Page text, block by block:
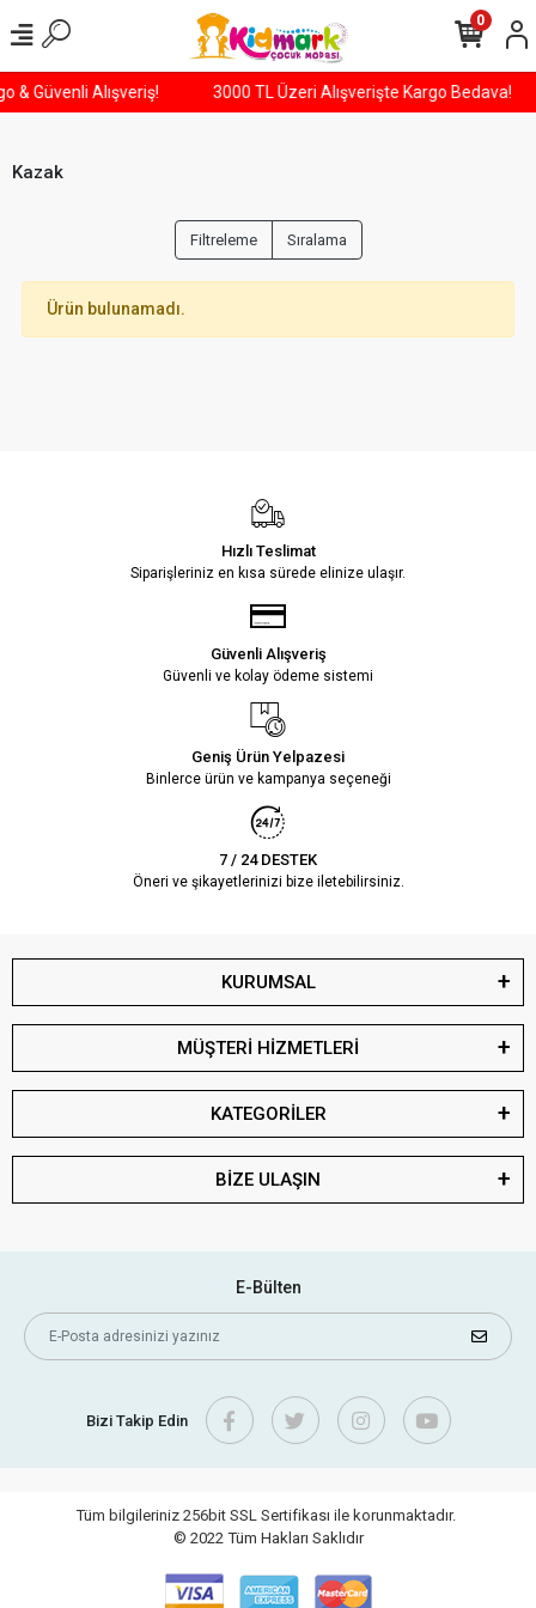
& Güvenli Alışveriş! 3000 TL Üzeri Alışverişte Kargo Bedava!
0
Kazak
Filtreleme Sıralama
Ürün bulunamadı.
Hızlı Teslimat
Siparişleriniz en kısa sürede elinize ulaşır.
Güvenli Alışveriş
Güvenli ve kolay ödeme sistemi
Geniş Ürün Yelpazesi
Binlerce ürün ve kampanya seçeneği
7 / 24 DESTEK
Öneri ve şikayetlerinizi bize iletebilirsiniz.
KURUMSAL
MÜŞTERİ HİZMETLERİ
KATEGORİLER
BİZE ULAŞIN
E-Bülten
Bizi Takip Edin
Tüm bilgileriniz 256bit SSL Sertifikası ile korunmaktadır.
© 2022 Tüm Hakları Saklıdır